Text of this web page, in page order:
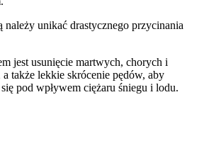
należy unikać drastycznego przycinania
jest usunięcie martwych, chorych i
a także lekkie skrócenie pędów, aby
pod wpływem ciężaru śniegu i lodu.